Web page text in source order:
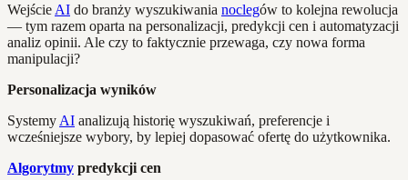
Wejście AI do branży wyszukiwania noclegów to kolejna rewolucja
— tym razem oparta na personalizacji, predykcji cen i automatyzacji
analiz opinii. Ale czy to faktycznie przewaga, czy nowa forma
manipulacji?
Personalizacja wyników
Systemy AI analizują historię wyszukiwań, preferencje i
wcześniejsze wybory, by lepiej dopasować ofertę do użytkownika.
Algorytmy predykcji cen